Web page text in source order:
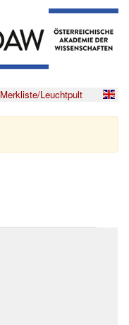
Merkliste/Leuchtpult